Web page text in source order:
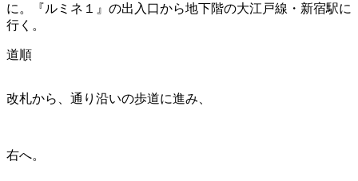
に。『ルミネ１』の出入口から地下階の大江戸線・新宿駅に
行く。
道順
改札から、通り沿いの歩道に進み、
右へ。